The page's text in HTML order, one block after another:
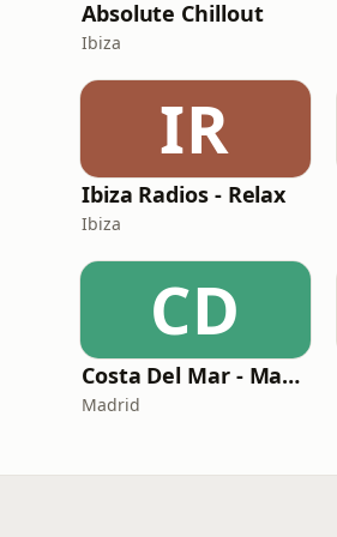
Absolute Chillout
Ibiza
IR
Ibiza Radios - Relax
Ibiza
CD
Costa Del Mar - Madrid FM
Madrid